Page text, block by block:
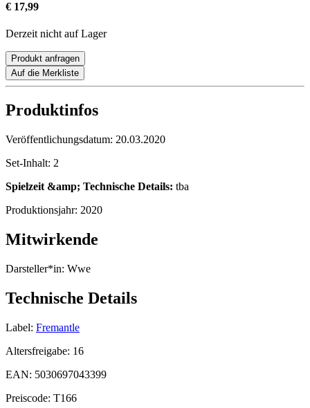
€ 17,99
Derzeit nicht auf Lager
Produkt anfragen
Auf die Merkliste
Produktinfos
Veröffentlichungsdatum: 20.03.2020
Set-Inhalt: 2
Spielzeit &amp; Technische Details: tba
Produktionsjahr: 2020
Mitwirkende
Darsteller*in: Wwe
Technische Details
Label: Fremantle
Altersfreigabe: 16
EAN: 5030697043399
Preiscode: T166